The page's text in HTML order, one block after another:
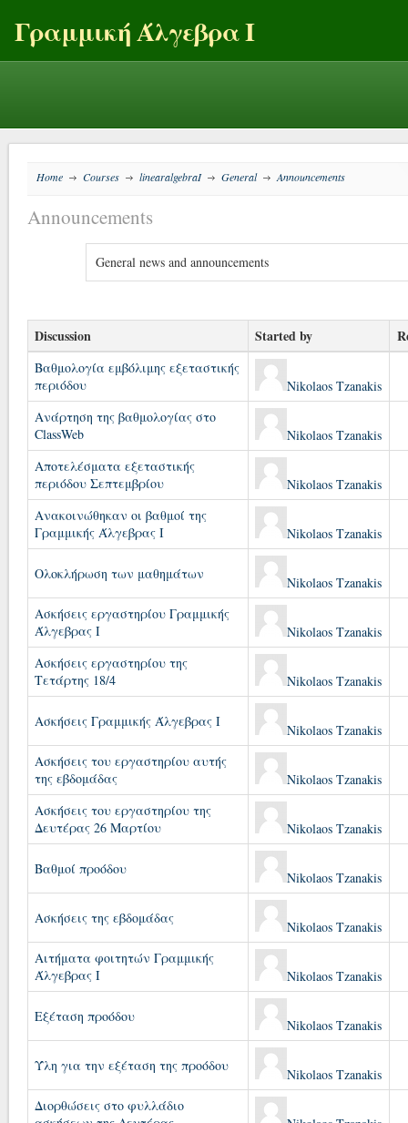
Γραμμική Άλγεβρα Ι
Home Courses linearalgebraI General Announcements
Announcements
General news and announcements
Discussion Started by
Βαθμολογία εμβόλιμης εξεταστικής
περιόδου
Nikolaos Tzanakis
Ανάρτηση της βαθμολογίας στο
ClassWeb
Nikolaos Tzanakis
Αποτελέσματα εξεταστικής
περιόδου Σεπτεμβρίου
Nikolaos Tzanakis
Ανακοινώθηκαν οι βαθμοί της
Γραμμικής Άλγεβρας Ι
Nikolaos Tzanakis
Ολοκλήρωση των μαθημάτων
Nikolaos Tzanakis
Ασκήσεις εργαστηρίου Γραμμικής
Άλγεβρας Ι
Nikolaos Tzanakis
Ασκήσεις εργαστηρίου της
Τετάρτης 18/4
Nikolaos Tzanakis
Ασκήσεις Γραμμικής Άλγεβρας Ι
Nikolaos Tzanakis
Ασκήσεις του εργαστηρίου αυτής
της εβδομάδας
Nikolaos Tzanakis
Ασκήσεις του εργαστηρίου της
Δευτέρας 26 Μαρτίου
Nikolaos Tzanakis
Βαθμοί προόδου
Nikolaos Tzanakis
Ασκήσεις της εβδομάδας
Nikolaos Tzanakis
Αιτήματα φοιτητών Γραμμικής
Άλγεβρας Ι
Nikolaos Tzanakis
Εξέταση προόδου
Nikolaos Tzanakis
Ύλη για την εξέταση της προόδου
Nikolaos Tzanakis
Διορθώσεις στο φυλλάδιο